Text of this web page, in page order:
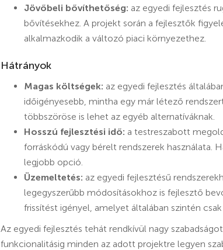
Jövőbeli bővíthetőség: az egyedi fejlesztés
bővítésekhez. A projekt során a fejlesztők
alkalmazkodik a változó piaci környezethez.
Hátrányok
Magas költségek: az egyedi fejlesztés
időigényesebb, mintha egy már létező
többszöröse is lehet az egyéb alternatíváknak.
Hosszú fejlesztési idő: a testreszabott
forráskódú vagy bérelt rendszerek használata.
legjobb opció.
Üzemeltetés: az egyedi fejlesztésű
legegyszerűbb módosításokhoz is fejlesztő
frissítést igényel, amelyet általában szintén
Az egyedi fejlesztés tehát rendkívül nagy
funkcionalitásig minden az adott projektre legyen